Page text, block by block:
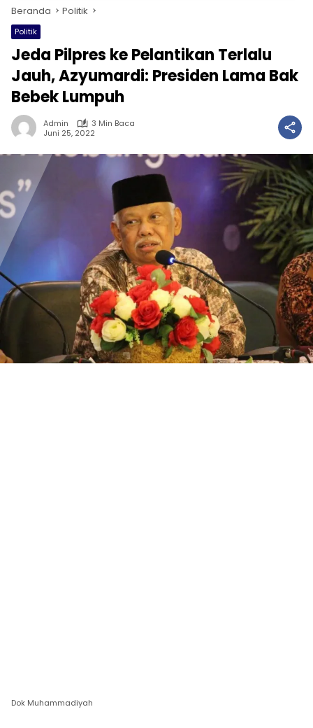
Beranda Politik
Politik
Jeda Pilpres ke Pelantikan Terlalu
Jauh, Azyumardi: Presiden Lama Bak
Bebek Lumpuh
Admin
3 Min Baca
Juni 25, 2022
Dok Muhammadiyah